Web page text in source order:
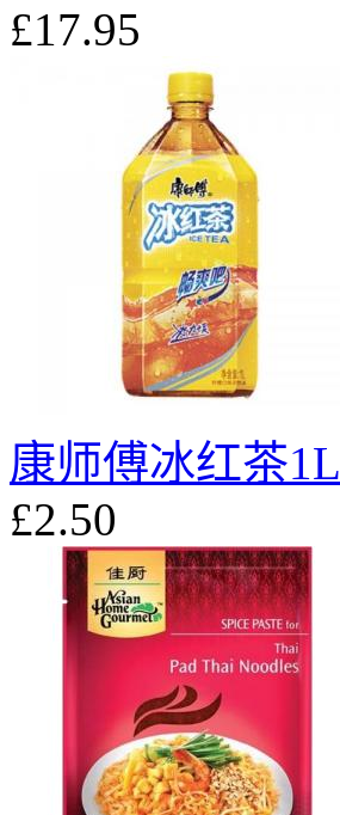
£17.95
康师傅冰红茶1L
£2.50